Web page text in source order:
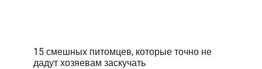
15 смешных питомцев, которые точно не
дадут хозяевам заскучать